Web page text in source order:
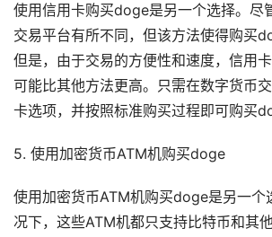
使用信用卡购买doge是另一个选择。尽
交易平台有所不同，但该方法使得购买
但是，由于交易的方便性和速度，信用
可能比其他方法更高。只需在数字货币
卡选项，并按照标准购买过程即可购买
5. 使用加密货币ATM机购买doge
使用加密货币ATM机购买doge是另一个
况下，这些ATM机都只支持比特币和其